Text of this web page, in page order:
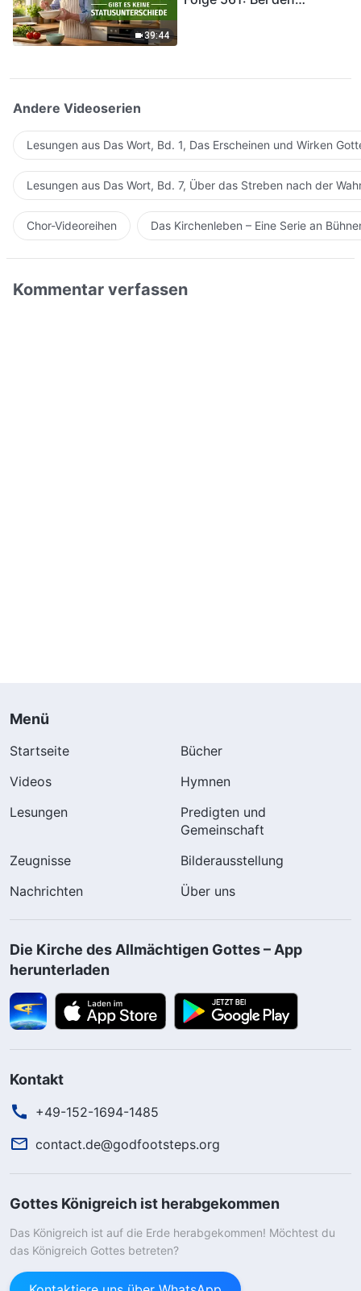
39:44
Andere Videoserien
Lesungen aus Das Wort, Bd. 1, Das Erscheinen und Wirken
Lesungen aus Das Wort, Bd. 7, Über das Streben nach der
Chor-Videoreihen Das Kirchenleben – Eine Serie an
Kommentar verfassen
Menü
Startseite
Bücher
Videos
Hymnen
Lesungen
Predigten und
Gemeinschaft
Zeugnisse
Bilderausstellung
Nachrichten
Über uns
Die Kirche des Allmächtigen Gottes – App
herunterladen
Kontakt
+49-152-1694-1485
contact.de@godfootsteps.org
Gottes Königreich ist herabgekommen
Das Königreich ist auf die Erde herabgekommen! Möchtest du
das Königreich Gottes betreten?